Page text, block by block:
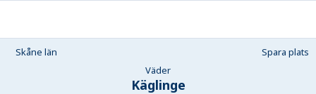
Skåne län
Spara plats
Väder
Käglinge